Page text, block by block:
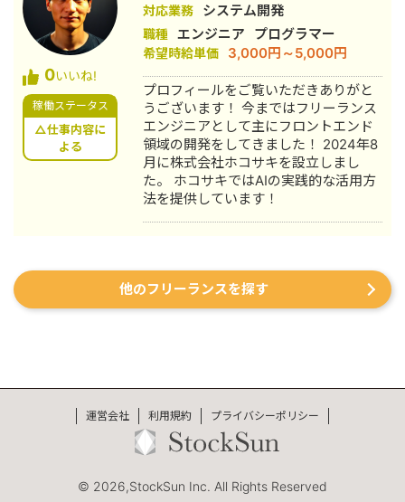
0いいね!
稼働ステータス
△仕事内容に
よる
対応業務 システム開発
職種 エンジニア プログラマー
希望時給単価 3,000円～5,000円
プロフィールをご覧いただきありがと
うございます！ 今まではフリーランス
エンジニアとして主にフロントエンド
領域の開発をしてきました！ 2024年8
月に株式会社ホコサキを設立しまし
た。 ホコサキではAIの実践的な活用方
法を提供しています！
他のフリーランスを探す
運営会社 利用規約 プライバシーポリシー
© 2026,StockSun Inc. All Rights Reserved